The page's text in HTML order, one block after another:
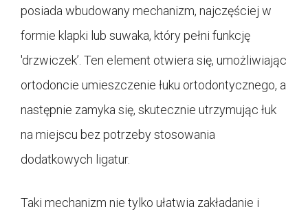
posiada wbudowany mechanizm, najczęściej w
formie klapki lub suwaka, który pełni funkcję
'drzwiczek’. Ten element otwiera się, umożliwiając
ortodoncie umieszczenie łuku ortodontycznego, a
następnie zamyka się, skutecznie utrzymując łuk
na miejscu bez potrzeby stosowania
dodatkowych ligatur.
Taki mechanizm nie tylko ułatwia zakładanie i